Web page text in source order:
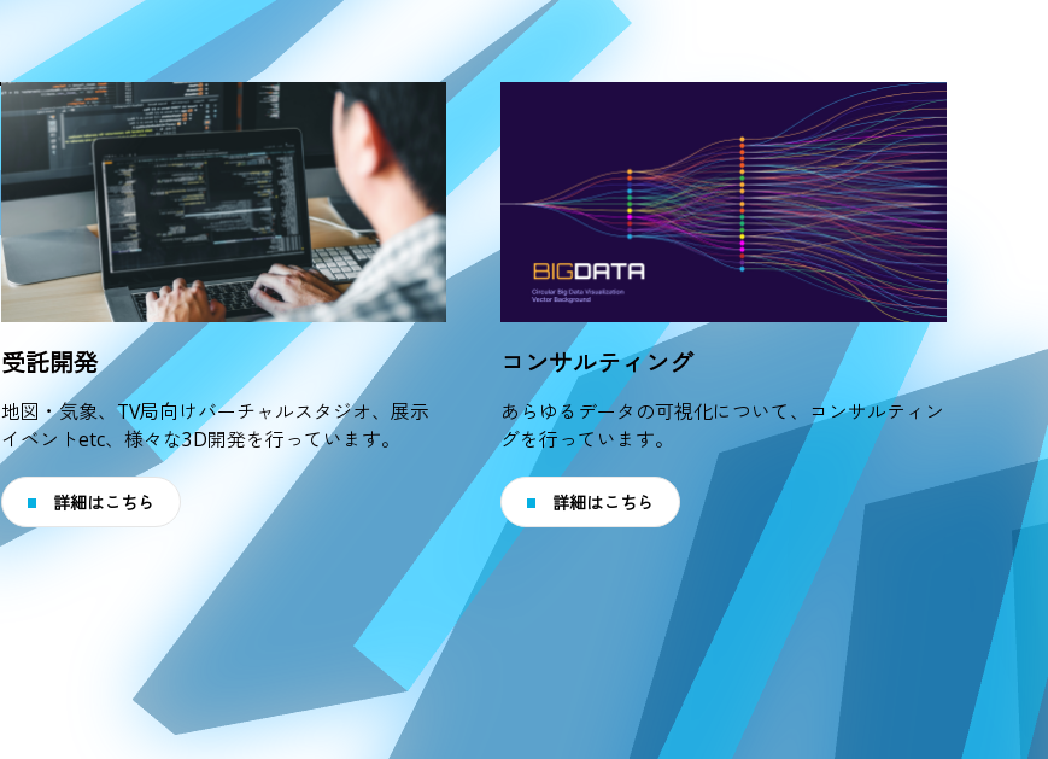
受託開発
地図・気象、TV局向けバーチャルスタジオ、展示
イベントetc、様々な3D開発を行っています。
詳細はこちら
コンサルティング
あらゆるデータの可視化について、コンサルティン
グを行っています。
詳細はこちら